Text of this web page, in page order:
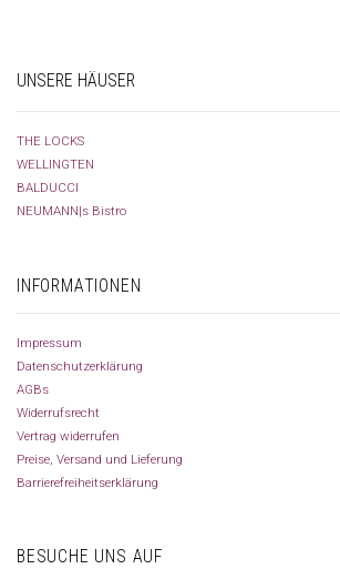
UNSERE HÄUSER
THE LOCKS
WELLINGTEN
BALDUCCI
NEUMANN|s Bistro
INFORMATIONEN
Impressum
Datenschutzerklärung
AGBs
Widerrufsrecht
Vertrag widerrufen
Preise, Versand und Lieferung
Barrierefreiheitserklärung
BESUCHE UNS AUF